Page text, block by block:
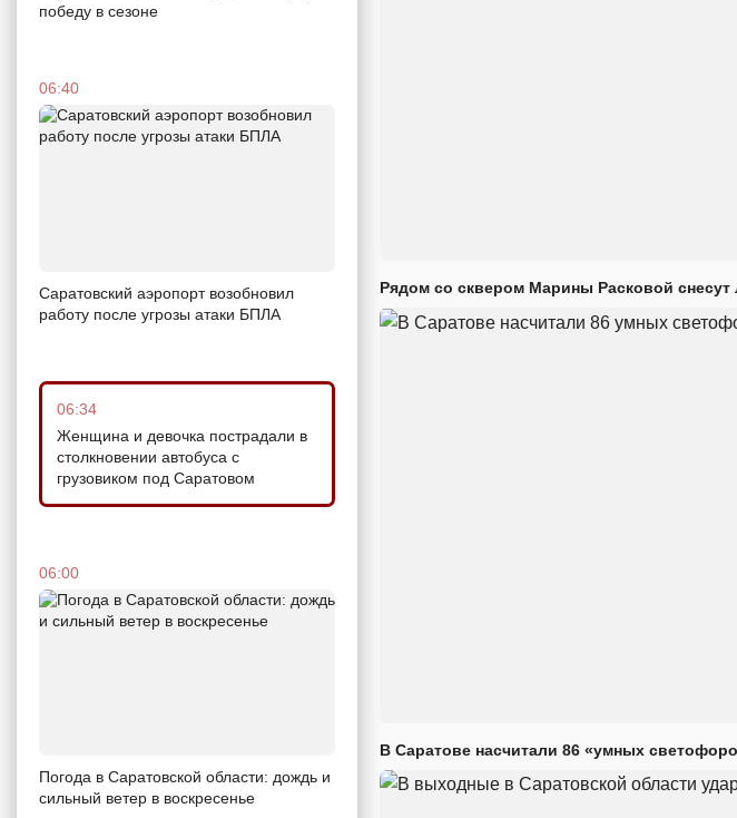
победу в сезоне
06:40
Саратовский аэропорт возобновил
работу после угрозы атаки БПЛА
06:34
Женщина и девочка пострадали в
столкновении автобуса с
грузовиком под Саратовом
06:00
Погода в Саратовской области: дождь и
сильный ветер в воскресенье
Рядом со сквером Марины Расковой снесут
В Саратове насчитали 86 «умных